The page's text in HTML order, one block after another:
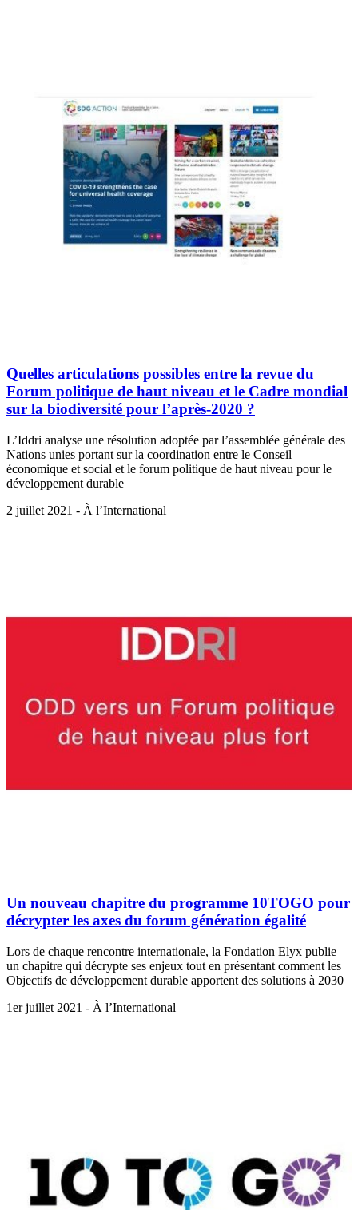
Quelles articulations possibles entre la revue du
Forum politique de haut niveau et le Cadre mondial
sur la biodiversité pour l’après-2020 ?
L’Iddri analyse une résolution adoptée par l’assemblée générale des
Nations unies portant sur la coordination entre le Conseil
économique et social et le forum politique de haut niveau pour le
développement durable
2 juillet 2021 - À l’International
Un nouveau chapitre du programme 10TOGO pour
décrypter les axes du forum génération égalité
Lors de chaque rencontre internationale, la Fondation Elyx publie
un chapitre qui décrypte ses enjeux tout en présentant comment les
Objectifs de développement durable apportent des solutions à 2030
1er juillet 2021 - À l’International